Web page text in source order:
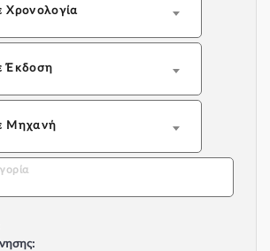
Χρονολογία
Έκδοση
Μηχανή